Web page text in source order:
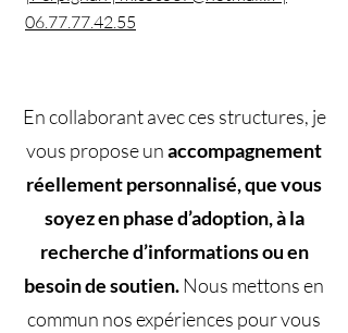
06.77.77.42.55
En collaborant avec ces structures, je
vous propose unaccompagnement
réellement personnalisé, que vous
soyez en phase d’adoption, à la
recherche d’informations ou en
besoin de soutien.Nous mettons en
commun nos expériences pour vous